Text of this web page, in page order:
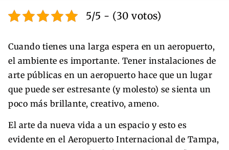
5/5 - (30 votos)
Cuando tienes una larga espera en un aeropuerto,
el ambiente es importante. Tener instalaciones de
arte públicas en un aeropuerto hace que un lugar
que puede ser estresante (y molesto) se sienta un
poco más brillante, creativo, ameno.
El arte da nueva vida a un espacio y esto es
evidente en el Aeropuerto Internacional de Tampa,